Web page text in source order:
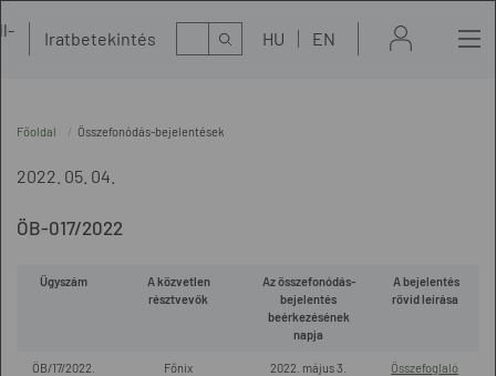
Iratbetekintés Kereső HU EN
Főoldal Összefonódás-bejelentések
2022. 05. 04.
ÖB-017/2022
Ügyszám
A közvetlen
résztvevők
Az összefonódás-
bejelentés
beérkezésének
napja
A bejelentés
rövid leírása
ÖB/17/2022.
Főnix
2022. május 3. Összefoglaló